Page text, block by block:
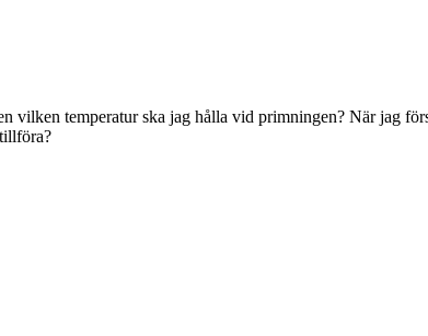
vilken temperatur ska jag hålla vid primningen? När jag